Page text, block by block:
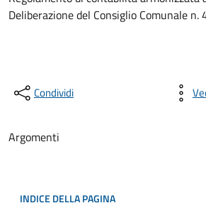
Deliberazione del Consiglio Comunale
Condividi
Argomenti
INDICE DELLA PAGINA